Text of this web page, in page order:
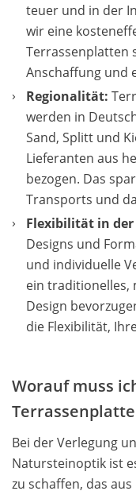
teuer und in der
wir eine
Terrassenplatten
Anschaffung und
Regionalität:
werden in
Sand, Splitt und
Lieferanten aus
bezogen. Das
Transports und
Flexibilität in
Designs und
und individuelle
ein traditionelles,
Design
die Flexibilität,
Worauf muss
Bei der Verlegung
Natursteinoptik ist
zu schaffen, das